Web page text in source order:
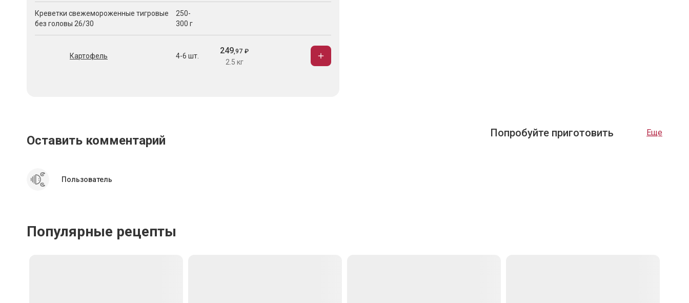
Креветки свежемороженные тигровые
без головы 26/30
250-
300 г
Картофель 4-6 шт.
249,97 ₽
2.5 кг
Оставить комментарий
Пользователь
Попробуйте приготовить Еще